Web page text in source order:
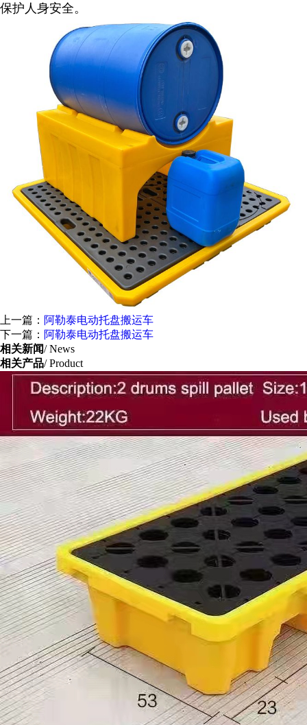
保护人身安全。
上一篇： 阿勒泰电动托盘搬运车
下一篇： 阿勒泰电动托盘搬运车
相关新闻/ News
相关产品/ Product